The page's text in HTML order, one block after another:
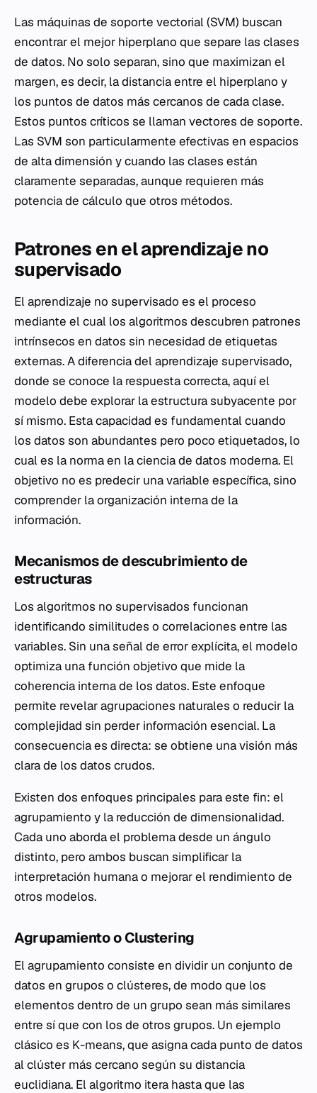
Las máquinas de soporte vectorial (SVM) buscan
encontrar el mejor hiperplano que separe las clases
de datos. No solo separan, sino que maximizan el
margen, es decir, la distancia entre el hiperplano y
los puntos de datos más cercanos de cada clase.
Estos puntos críticos se llaman vectores de soporte.
Las SVM son particularmente efectivas en espacios
de alta dimensión y cuando las clases están
claramente separadas, aunque requieren más
potencia de cálculo que otros métodos.
Patrones en el aprendizaje no
supervisado
El aprendizaje no supervisado es el proceso
mediante el cual los algoritmos descubren patrones
intrínsecos en datos sin necesidad de etiquetas
externas. A diferencia del aprendizaje supervisado,
donde se conoce la respuesta correcta, aquí el
modelo debe explorar la estructura subyacente por
sí mismo. Esta capacidad es fundamental cuando
los datos son abundantes pero poco etiquetados, lo
cual es la norma en la ciencia de datos moderna. El
objetivo no es predecir una variable específica, sino
comprender la organización interna de la
información.
Mecanismos de descubrimiento de
estructuras
Los algoritmos no supervisados funcionan
identificando similitudes o correlaciones entre las
variables. Sin una señal de error explícita, el modelo
optimiza una función objetivo que mide la
coherencia interna de los datos. Este enfoque
permite revelar agrupaciones naturales o reducir la
complejidad sin perder información esencial. La
consecuencia es directa: se obtiene una visión más
clara de los datos crudos.
Existen dos enfoques principales para este fin: el
agrupamiento y la reducción de dimensionalidad.
Cada uno aborda el problema desde un ángulo
distinto, pero ambos buscan simplificar la
interpretación humana o mejorar el rendimiento de
otros modelos.
Agrupamiento o Clustering
El agrupamiento consiste en dividir un conjunto de
datos en grupos o clústeres, de modo que los
elementos dentro de un grupo sean más similares
entre sí que con los de otros grupos. Un ejemplo
clásico es K-means, que asigna cada punto de datos
al clúster más cercano según su distancia
euclidiana. El algoritmo itera hasta que las